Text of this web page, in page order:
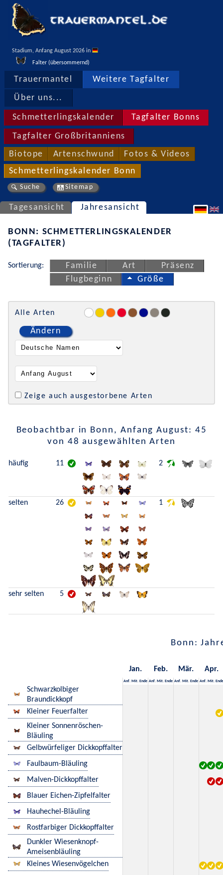
Stadium, Anfang August 2026 in
Falter (übersommernd)
Trauermantel Weitere Tagfalter
Über uns...
Schmetterlingskalender Tagfalter Bonns
Tagfalter Großbritanniens
Biotope Artenschwund Fotos & Videos
Schmetterlingskalender Bonn
Suche Sitemap
Tagesansicht Jahresansicht
BONN: SCHMETTERLINGSKALENDER
(TAGFALTER)
Sortierung: Familie Art
Präsenz
Flugbeginn
Größe
Alle Arten
Ändern
Zeige auch ausgestorbene Arten
Beobachtbar in Bonn, Anfang August: 45
von 48 ausgewählten Arten
häufig 11 2
selten 26 1
sehr selten 5
Bonn:
Jan. Feb. Mär. Apr.
Anf. Mit. Ende Anf. Mit. Ende Anf. Mit. Ende Anf. Mit. Ende
Schwarzkolbiger
Braundickkopf
Kleiner Feuerfalter
Kleiner Sonnenröschen-
Bläuling
Gelbwürfeliger Dickkopffalter
Faulbaum-Bläuling
Malven-Dickkopffalter
Blauer Eichen-Zipfelfalter
Hauhechel-Bläuling
Rostfarbiger Dickkopffalter
Dunkler Wiesenknopf-
Ameisenbläuling
Kleines Wiesenvögelchen